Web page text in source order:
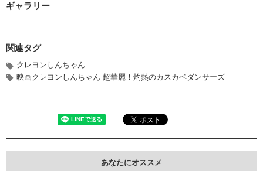
ギャラリー
関連タグ
クレヨンしんちゃん
映画クレヨンしんちゃん 超華麗！灼熱のカスカベダンサーズ
あなたにオススメ